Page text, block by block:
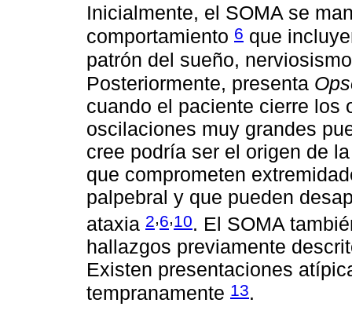
Inicialmente, el SOMA se
comportamiento 6 que
patrón del sueño,
Posteriormente, presenta
cuando el paciente cierre los
oscilaciones muy grandes
cree podría ser el origen de
que comprometen
palpebral y que pueden
ataxia 2,6,10. El SOMA
hallazgos previamente
Existen presentaciones
tempranamente 13.